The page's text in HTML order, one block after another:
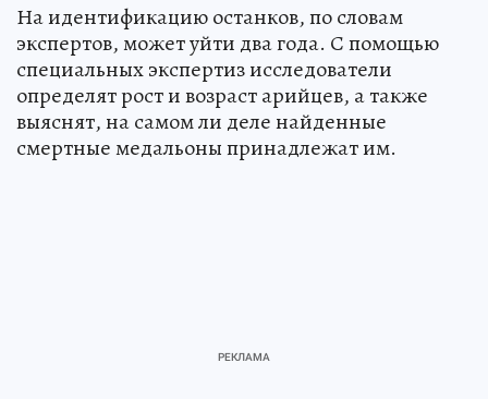
На идентификацию останков, по словам
экспертов, может уйти два года. С помощью
специальных экспертиз исследователи
определят рост и возраст арийцев, а также
выяснят, на самом ли деле найденные
смертные медальоны принадлежат им.